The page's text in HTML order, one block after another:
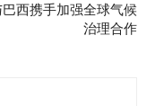
西携手加强全球气候
治理合作